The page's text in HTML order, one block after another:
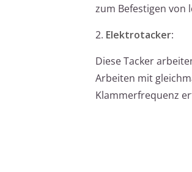
zum Befestigen von
2. Elektrotacker:
Diese Tacker
Arbeiten mit
Klammerfrequenz